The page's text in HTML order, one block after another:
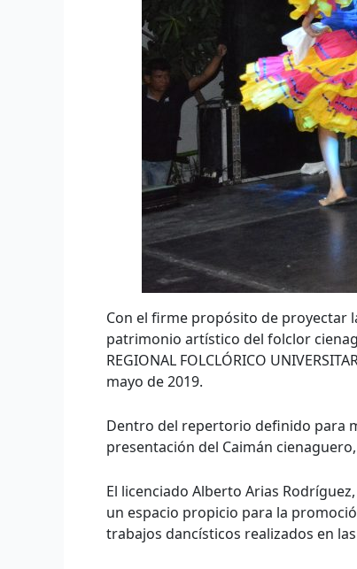
Con el firme propósito de proyectar
patrimonio artístico del folclor
REGIONAL FOLCLÓRICO
mayo de 2019.
Dentro del repertorio definido para
presentación del Caimán
El licenciado Alberto Arias
un espacio propicio para la
trabajos dancísticos realizados en